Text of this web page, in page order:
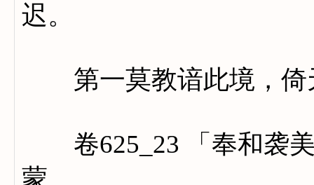
迟。
第一莫教谙此境，倚
卷625_23 「奉和袭美
蒙